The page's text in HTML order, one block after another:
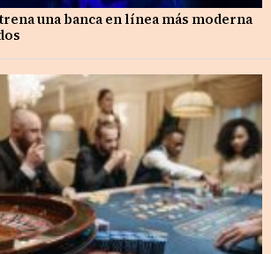
una banca en línea más moderna